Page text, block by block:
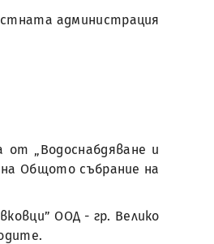
администрация
„Водоснабдяване и
на Общото събрание на
ООД - гр. Велико